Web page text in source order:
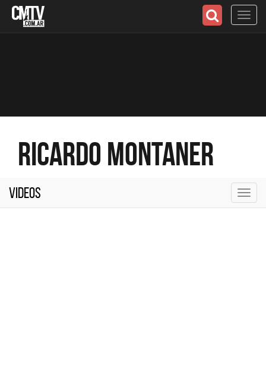
Ricardo Montaner
Videos